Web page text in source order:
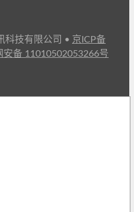
技有限公司 • 京ICP备
安备 11010502053266号